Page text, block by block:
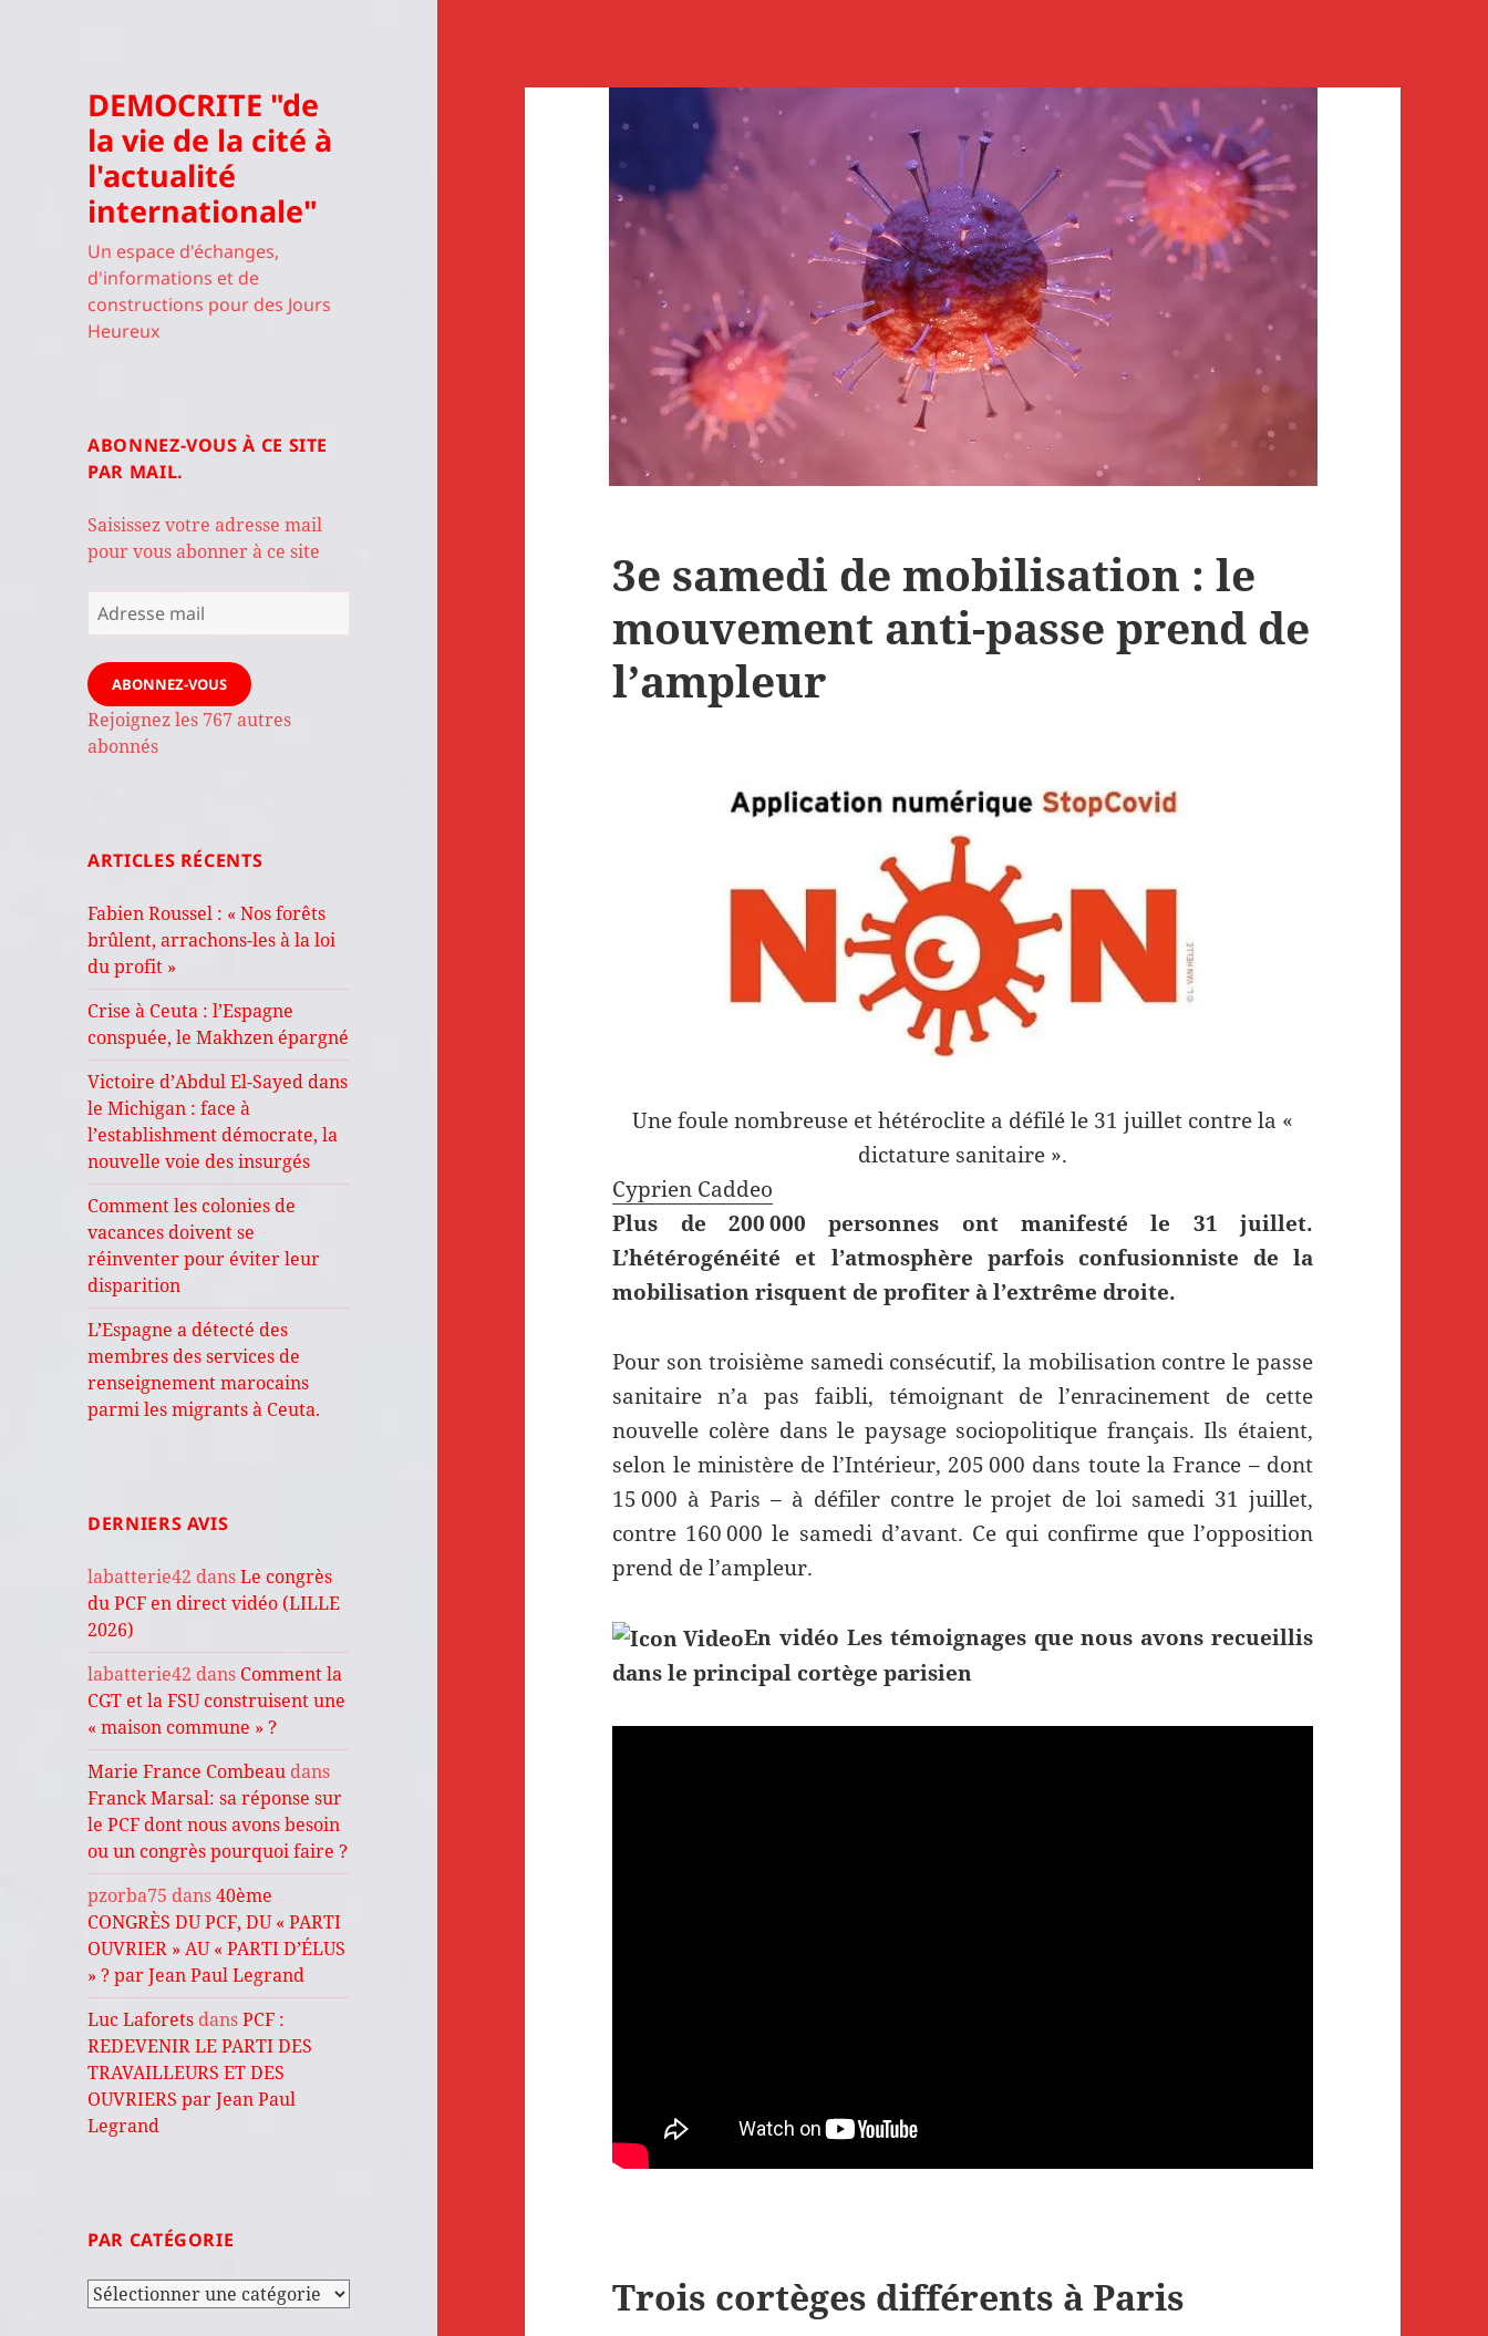
DEMOCRITE "de
la vie de la cité à
l'actualité
internationale"
Un espace d'échanges,
d'informations et de
constructions pour des Jours
Heureux
ABONNEZ-VOUS À CE SITE
PAR MAIL.
Saisissez votre adresse mail
pour vous abonner à ce site
Adresse
mail
ABONNEZ-VOUS
Rejoignez les 767 autres
abonnés
ARTICLES RÉCENTS
Fabien Roussel : « Nos forêts
brûlent, arrachons-les à la loi
du profit »
Crise à Ceuta : l’Espagne
conspuée, le Makhzen épargné
Victoire d’Abdul El-Sayed dans
le Michigan : face à
l’establishment démocrate, la
nouvelle voie des insurgés
Comment les colonies de
vacances doivent se
réinventer pour éviter leur
disparition
L’Espagne a détecté des
membres des services de
renseignement marocains
parmi les migrants à Ceuta.
DERNIERS AVIS
labatterie42 dansLe congrès
du PCF en direct vidéo (LILLE
2026)
labatterie42 dans Comment la
CGT et la FSU construisent une
« maison commune » ?
Marie France Combeau dans
Franck Marsal: sa réponse sur
le PCF dont nous avons besoin
ou un congrès pourquoi faire ?
pzorba75 dans40ème
CONGRÈS DU PCF, DU « PARTI
OUVRIER » AU « PARTI D’ÉLUS
» ? par Jean Paul Legrand
Luc Laforets dansPCF :
REDEVENIR LE PARTI DES
TRAVAILLEURS ET DES
OUVRIERS par Jean Paul
Legrand
PAR CATÉGORIE
Par
3e samedi de mobilisation : le
mouvement anti-passe prend de
l’ampleur
Une foule nombreuse et hétéroclite a défilé le 31 juillet contre la «
dictature sanitaire ».
Cyprien Caddeo
Plus de 200 000 personnes ont manifesté le 31 juillet.
L’hétérogénéité et l’atmosphère parfois confusionniste de la
mobilisation risquent de profiter à l’extrême droite.
Pour son troisième samedi consécutif, la mobilisation contre le passe
sanitaire n’a pas faibli, témoignant de l’enracinement de cette
nouvelle colère dans le paysage sociopolitique français. Ils étaient,
selon le ministère de l’Intérieur, 205 000 dans toute la France – dont
15 000 à Paris – à défiler contre le projet de loi samedi 31 juillet,
contre 160 000 le samedi d’avant. Ce qui confirme que l’opposition
prend de l’ampleur.
En vidéo Les témoignages que nous avons recueillis
dans le principal cortège parisien
Trois cortèges différents à Paris